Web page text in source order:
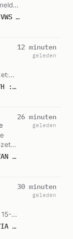
A2 DP6 NOOTDORP HOFWEG NOOTDP VWS 15121
A2 VAN BEEST STATIONSWEG SGRAVH : 15116
12 minuten
geleden
P 2 BDH-01 DIER IN PROBLEMEN VAN DE SPIEGELSTRAAT CBS DE SPIEGEL 'S-GRAVENHAGE 157230
26 minuten
geleden
A2 DP2 LEIDSCHENDAM-VOORBURG VIA DONIZETTI VOORB VWS 15112
30 minuten
geleden